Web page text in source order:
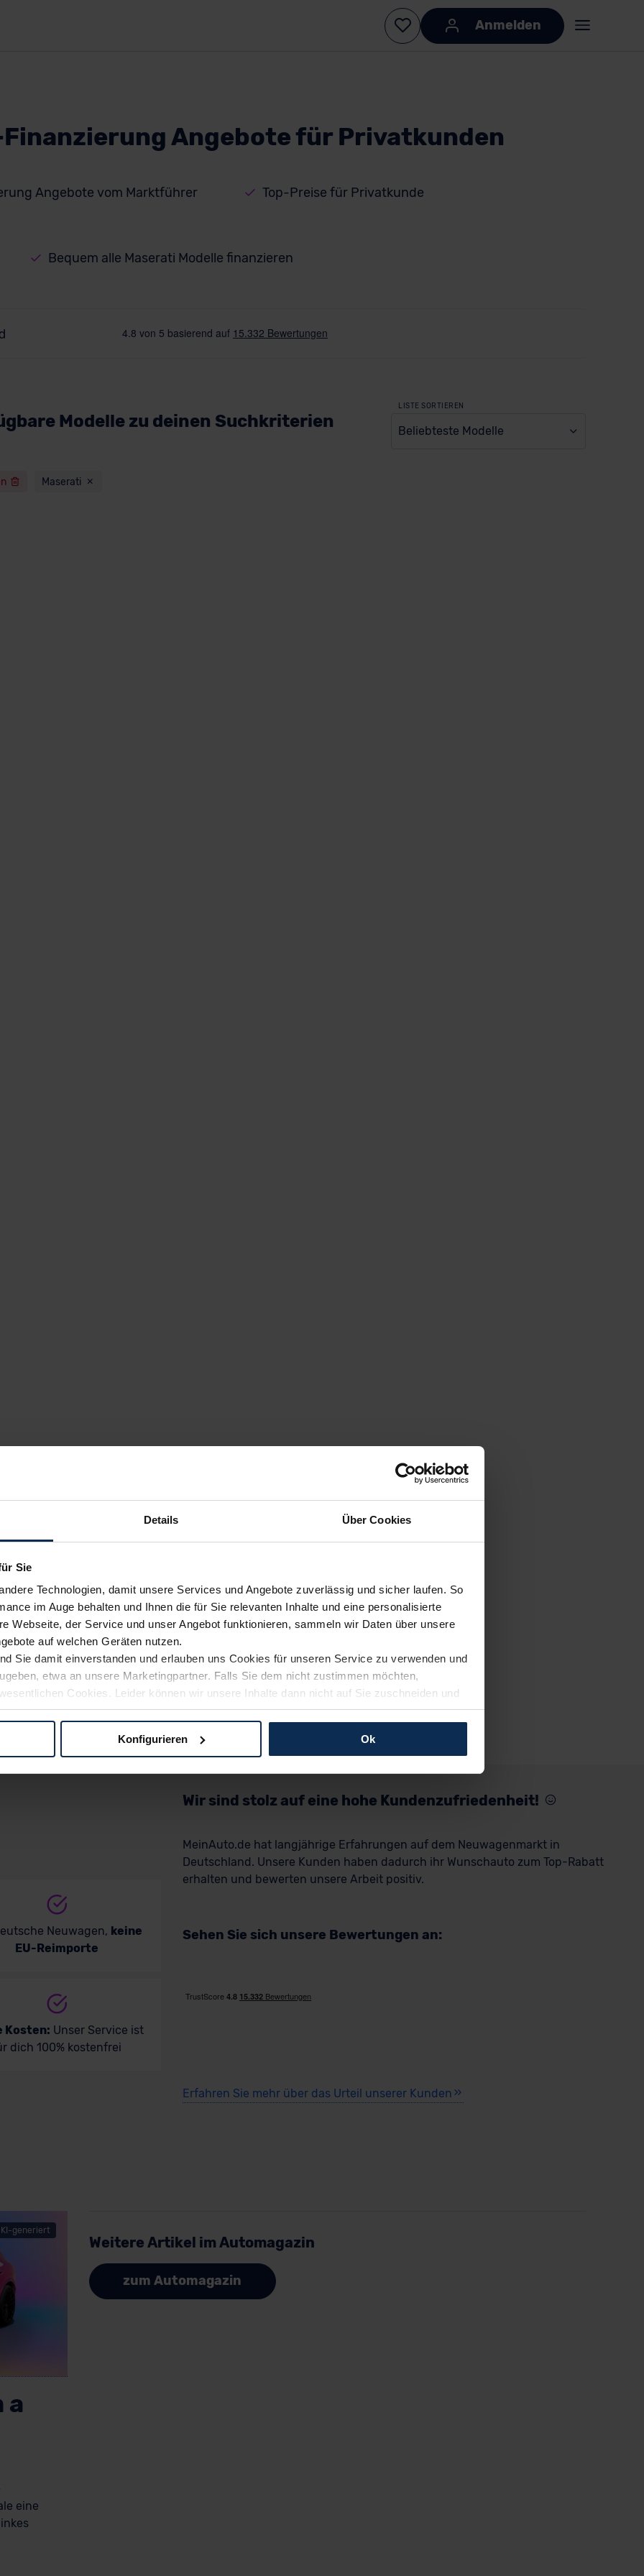
Details Über Cookies
Sie
Technologien, damit unsere Services und Angebote zuverlässig und sicher laufen. So
im Auge behalten und Ihnen die für Sie relevanten Inhalte und eine personalisierte
Webseite, der Service und unser Angebot funktionieren, sammeln wir Daten über unsere
auf welchen Geräten nutzen.
Sie damit einverstanden und erlauben uns Cookies für unseren Service zu verwenden und
etwa an unsere Marketingpartner. Falls Sie dem nicht zustimmen möchten,
Cookies. Leider können wir unsere Inhalte dann nicht auf Sie zuschneiden und
Weg zu Ihrem Neuwagen unterstützen. Sie können die Einstellungen jederzeit anpassen
der EU erfolgt, erfolgt dies ausschließlich auf der Grundlage eines
der EU-Kommission (Art. 45 Abs. 1 DSGVO), von Standarddatenschutzklauseln (Art. 46
Sie hierzu Ihre Einwilligung freiwillig erteilen. Nähere Informationen zu den bestehenden
Sie über den Kontakt zu unserem Datenschutzbeauftragten unter datenschutz@meinauto.de
Konfigurieren Ok
Anmelden
Angebote für Privatkunden
Angebote vom Marktführer Top-Preise für Privatkunde
Bequem alle Maserati Modelle finanzieren
Modelle zu deinen Suchkriterien
LISTE SORTIEREN
Beliebteste Modelle
Maserati
Neuwagen, keine
EU-Reimporte
Kosten: Unser Service ist
dich 100% kostenfrei
Wir sind stolz auf eine hohe Kundenzufriedenheit!
MeinAuto.de hat langjährige Erfahrungen auf dem Neuwagenmarkt in
Deutschland. Unsere Kunden haben dadurch ihr Wunschauto zum Top-Rabatt
erhalten und bewerten unsere Arbeit positiv.
Sehen Sie sich unsere Bewertungen an:
Erfahren Sie mehr über das Urteil unserer Kunden
KI-generiert
a
eine
Weitere Artikel im Automagazin
zum Automagazin